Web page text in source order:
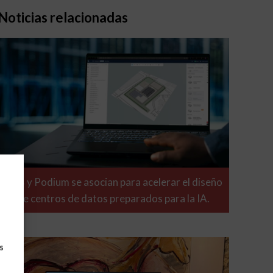
relacionadas
ABB y Podium se asocian para acelerar el diseño
de centros de datos preparados para la IA.